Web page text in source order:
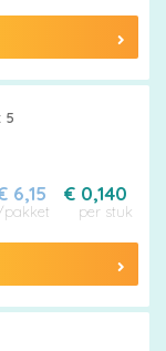
5
€ 0,140
per stuk
6,15